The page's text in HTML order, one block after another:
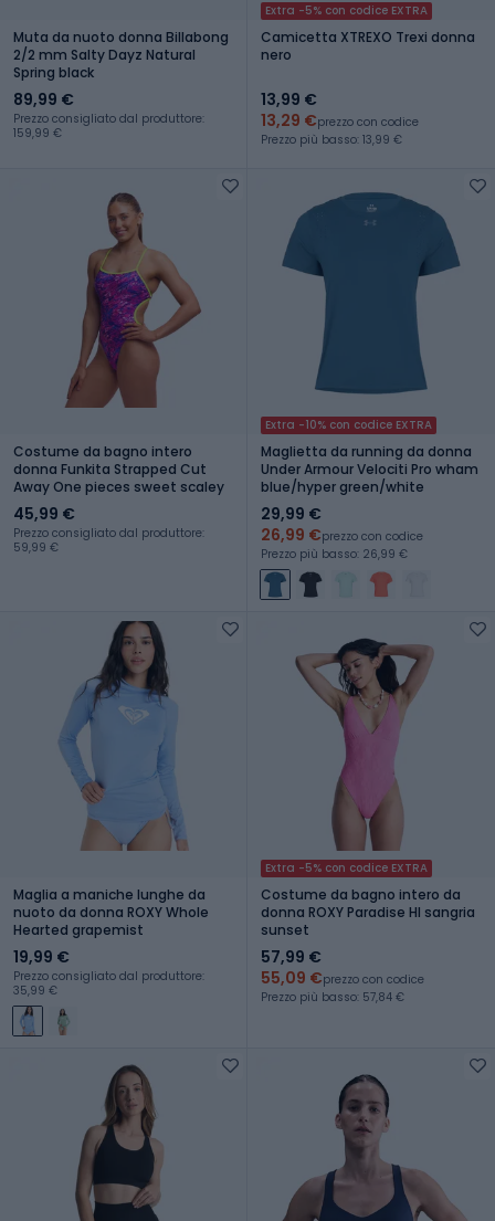
Muta da nuoto donna Billabong
2/2 mm Salty Dayz Natural
Spring black
89,99 €
Prezzo consigliato dal produttore:
159,99 €
Extra -5% con codice EXTRA
Camicetta XTREXO Trexi donna
nero
13,99 €
13,29 €prezzo con codice
Prezzo più basso: 13,99 €
Costume da bagno intero
donna Funkita Strapped Cut
Away One pieces sweet scaley
45,99 €
Prezzo consigliato dal produttore:
59,99 €
Extra -10% con codice EXTRA
Maglietta da running da donna
Under Armour Velociti Pro wham
blue/hyper green/white
29,99 €
26,99 €prezzo con codice
Prezzo più basso: 26,99 €
Maglia a maniche lunghe da
nuoto da donna ROXY Whole
Hearted grapemist
19,99 €
Prezzo consigliato dal produttore:
35,99 €
Extra -5% con codice EXTRA
Costume da bagno intero da
donna ROXY Paradise HI sangria
sunset
57,99 €
55,09 €prezzo con codice
Prezzo più basso: 57,84 €